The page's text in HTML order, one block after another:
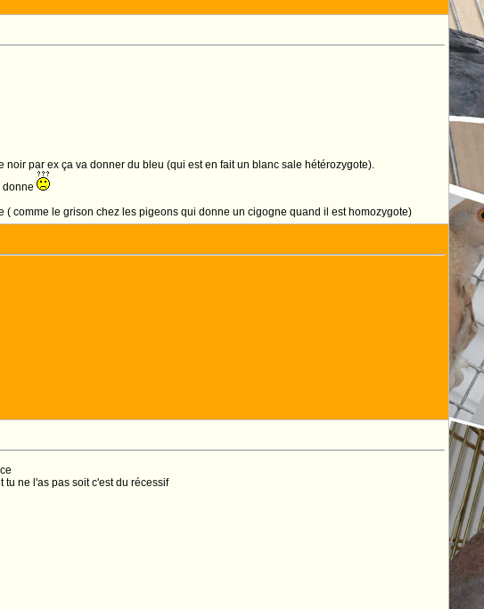
par ex ça va donner du bleu (qui est en fait un blanc sale hétérozygote).
donne
comme le grison chez les pigeons qui donne un cigogne quand il est homozygote)
ne l'as pas soit c'est du récessif